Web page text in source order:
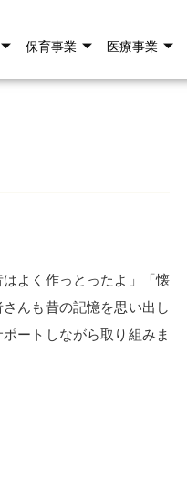
保育事業 医療事業
よく作っとったよ」「懐
んも昔の記憶を思い出し
ートしながら取り組みま